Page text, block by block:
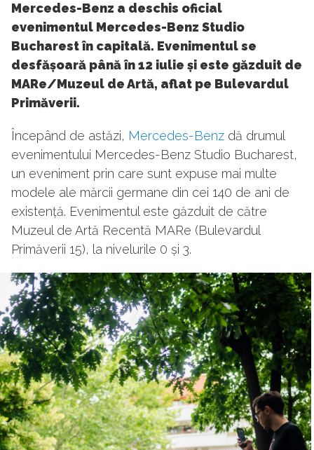
Mercedes-Benz a deschis oficial
evenimentul Mercedes-Benz Studio
Bucharest în capitală. Evenimentul se
desfășoară până în 12 iulie și este găzduit de
MARe/Muzeul de Artă, aflat pe Bulevardul
Primăverii.
Începând de astăzi, Mercedes-Benz dă drumul
evenimentului Mercedes-Benz Studio Bucharest,
un eveniment prin care sunt expuse mai multe
modele ale mărcii germane din cei 140 de ani de
existență. Evenimentul este găzduit de către
Muzeul de Artă Recentă MARe (Bulevardul
Primăverii 15), la nivelurile 0 și 3.